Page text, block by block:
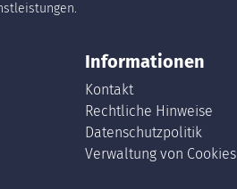
Informationen
Kontakt
Rechtliche Hinweise
Datenschutzpolitik
Verwaltung von Cookies